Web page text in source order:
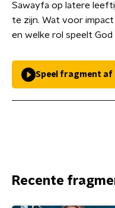
Sawayfa op latere
te zijn. Wat voor
en welke rol speelt God
Speel fragment af
Recente